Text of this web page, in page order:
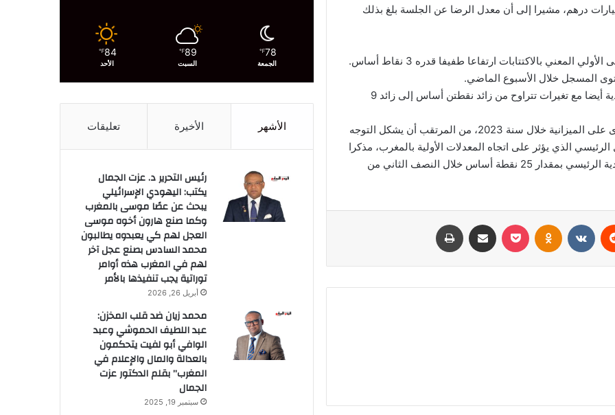
1,3 مليار درهم، مقبل طلب ضئيل بلغ 3 مليارات درهم، مشيرا إلى أن معدل الرضا عن الجلسة بلغ بذلك
وسجلت معدلات المردودية على آجال استحقاق المنحنى الأولي المعني بالاكتتابات ارتفاعا طفيفا قدره 3 نقاط أساس.
المسجل خلال الأسبوع الماضي.
وعلى مستوى السوق الثانوية، بدت وتيرة التطور صعودية أيضا مع تغيرات تتراوح من زائد نقطتن أساس إلى زائد 9
ويعتقد مركز التجاري للأبحاث أنه في غياب ضغوط كبرى على الميزانية خلال سنة 2023، من المرتقب أن يشكل التوجه
الذي يؤثر على اتجاه المعدلات الأولية بالمغرب، مذكرا
بأن السيناريو المركزي للمركز يتوقع رفع معدل المردودية الرئيسي بمقدار 25 نقطة أساس خلال النصف الثاني من
Odnoklassniki
‫Pocket مشاركة عبر البريد
78
℉
الجمعة
89
℉
السبت
84
℉
الأحد
الأشهر الأخيرة تعليقات
رئيس التحرير د. عزت الجمال
يكتب: اليهودي الإسرائيلي
يبحث عن عصًا موسى بالمغرب
وكما صنع هارون أخوه موسى
العجل لهم كي يعبدوه يطالبون
محمد السادس بصنع عجل آخر
لهم في المغرب هذه أوامر
توراتية يجب تنفيذها بالأمر
أبريل 26, 2026
محمد زيان ضد قلب المخزن:
عبد اللطيف الحموشي وعبد
الوافي أبو لفيت يتحكمون
بالعدالة والمال والإعلام في
المغرب” بقلم الدكتور عزت
الجمال
سبتمبر 19, 2025